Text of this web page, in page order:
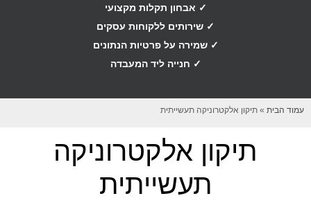
✓ אבחון תקלות מקצועי
✓ שירותים ללקוחות עסקים
✓ שמירה על פרטיות הנתונים
✓ חנייה ליד המעבדה
עמוד הבית » תיקון אלקטרוניקה תעשייתית
תיקון אלקטרוניקה
תעשייתית